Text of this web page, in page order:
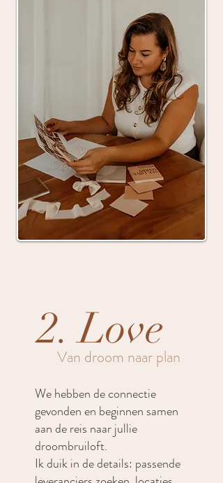
2. Love
Van droom naar plan
We hebben de connectie
gevonden en beginnen samen
aan de reis naar jullie
droombruiloft.
Ik duik in de details: passende